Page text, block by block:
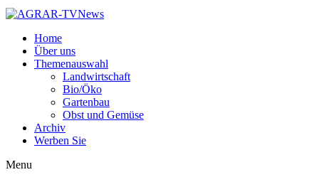
Home
Über uns
Themenauswahl
Landwirtschaft
Bio/Öko
Gartenbau
Obst und Gemüse
Archiv
Werben Sie
Menu